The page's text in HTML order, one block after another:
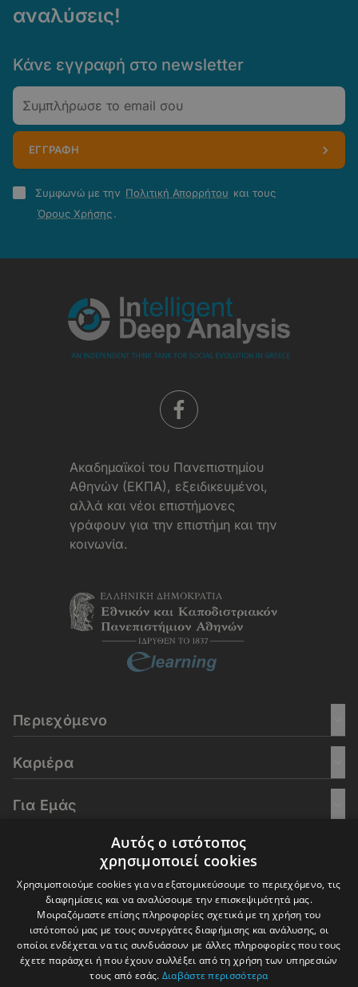
αναλύσεις!
Κάνε εγγραφή στο newsletter
Email
ΕΓΓΡΑΦΗ
Πολιτική
Απορρήτου
Συμφωνώ με την Πολιτική Απορρήτου και τους
Όρους Χρήσης.
Aκαδημαϊκοί του Πανεπιστημίου
Αθηνών (ΕΚΠΑ), εξειδικευμένοι,
αλλά και νέοι επιστήμονες
γράφουν για την επιστήμη και την
κοινωνία.
Περιεχόμενο
Καριέρα
Για Εμάς
E-Learning
© 2016-2026 In Deep Analysis - All rights reserved.
Αυτός ο ιστότοπος
χρησιμοποιεί cookies
Χρησιμοποιούμε cookies για να εξατομικεύσουμε το περιεχόμενο, τις
διαφημίσεις και να αναλύσουμε την επισκεψιμότητά μας.
Μοιραζόμαστε επίσης πληροφορίες σχετικά με τη χρήση του
ιστότοπού μας με τους συνεργάτες διαφήμισης και ανάλυσης, οι
οποίοι ενδέχεται να τις συνδυάσουν με άλλες πληροφορίες που τους
έχετε παράσχει ή που έχουν συλλέξει από τη χρήση των υπηρεσιών
τους από εσάς. Διαβάστε περισσότερα